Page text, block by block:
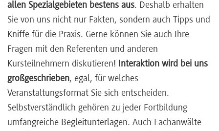
allen Spezialgebieten bestens aus. Deshalb erhalten
Sie von uns nicht nur Fakten, sondern auch Tipps und
Kniffe für die Praxis. Gerne können Sie auch Ihre
Fragen mit den Referenten und anderen
Kursteilnehmern diskutieren! Interaktion wird bei uns
großgeschrieben, egal, für welches
Veranstaltungsformat Sie sich entscheiden.
Selbstverständlich gehören zu jeder Fortbildung
umfangreiche Begleitunterlagen. Auch Fachanwälte